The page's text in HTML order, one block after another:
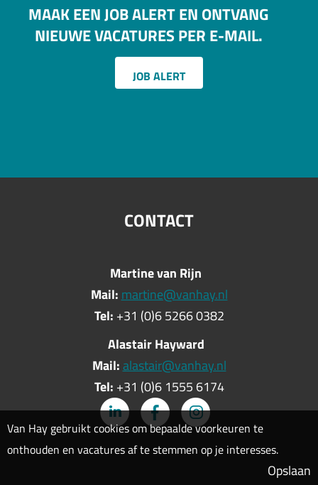
MAAK EEN JOB ALERT EN ONTVANG
NIEUWE VACATURES PER E-MAIL.
JOB ALERT
CONTACT
Martine van Rijn
Mail: martine@vanhay.nl
Tel: +31 (0)6 5266 0382
Alastair Hayward
Mail: alastair@vanhay.nl
Tel: +31 (0)6 1555 6174
Van Hay gebruikt cookies om bepaalde voorkeuren te
onthouden en vacatures af te stemmen op je interesses.